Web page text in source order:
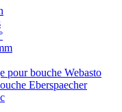
pour bouche Webasto
Eberspaecher